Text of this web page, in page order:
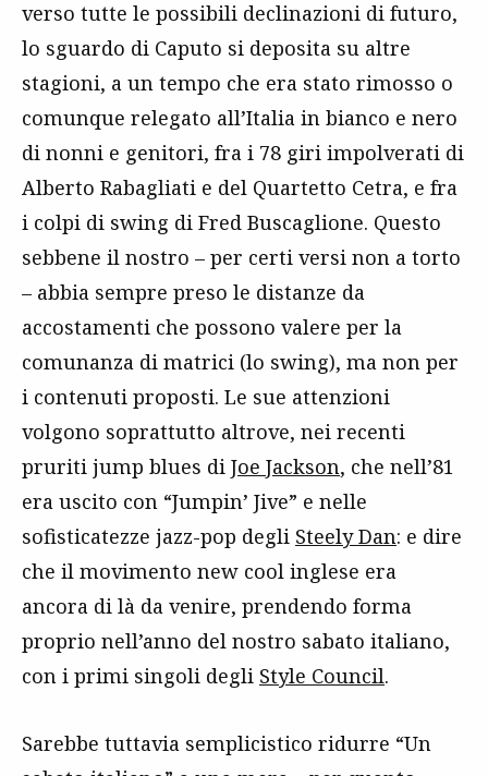
verso tutte le possibili declinazioni di futuro,
lo sguardo di Caputo si deposita su altre
stagioni, a un tempo che era stato rimosso o
comunque relegato all’Italia in bianco e nero
di nonni e genitori, fra i 78 giri impolverati di
Alberto Rabagliati e del Quartetto Cetra, e fra
i colpi di swing di Fred Buscaglione. Questo
sebbene il nostro – per certi versi non a torto
– abbia sempre preso le distanze da
accostamenti che possono valere per la
comunanza di matrici (lo swing), ma non per
i contenuti proposti. Le sue attenzioni
volgono soprattutto altrove, nei recenti
pruriti jump blues di Joe Jackson, che nell’81
era uscito con “Jumpin’ Jive” e nelle
sofisticatezze jazz-pop degli Steely Dan: e dire
che il movimento new cool inglese era
ancora di là da venire, prendendo forma
proprio nell’anno del nostro sabato italiano,
con i primi singoli degli Style Council.
Sarebbe tuttavia semplicistico ridurre “Un